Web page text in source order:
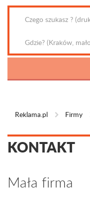
Reklama.pl Firmy
KONTAKT
Mała firma